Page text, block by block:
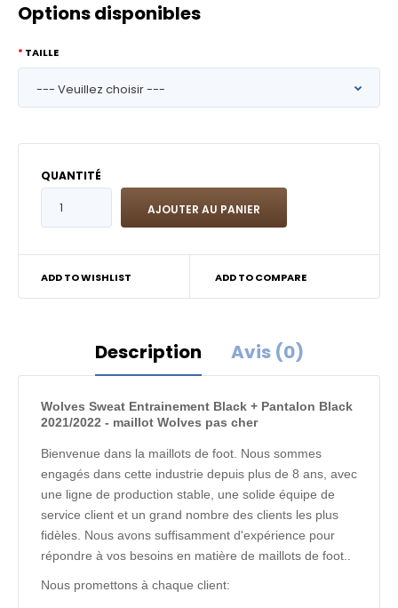
Options disponibles
TAILLE
QUANTITÉ
ADD TO WISHLIST ADD TO COMPARE
Description Avis (0)
Wolves Sweat Entrainement Black + Pantalon Black
2021/2022 - maillot Wolves pas cher
Bienvenue dans la maillots de foot. Nous sommes
engagés dans cette industrie depuis plus de 8 ans, avec
une ligne de production stable, une solide équipe de
service client et un grand nombre des clients les plus
fidèles. Nous avons suffisamment d'expérience pour
répondre à vos besoins en matière de maillots de foot..
Nous promettons à chaque client: